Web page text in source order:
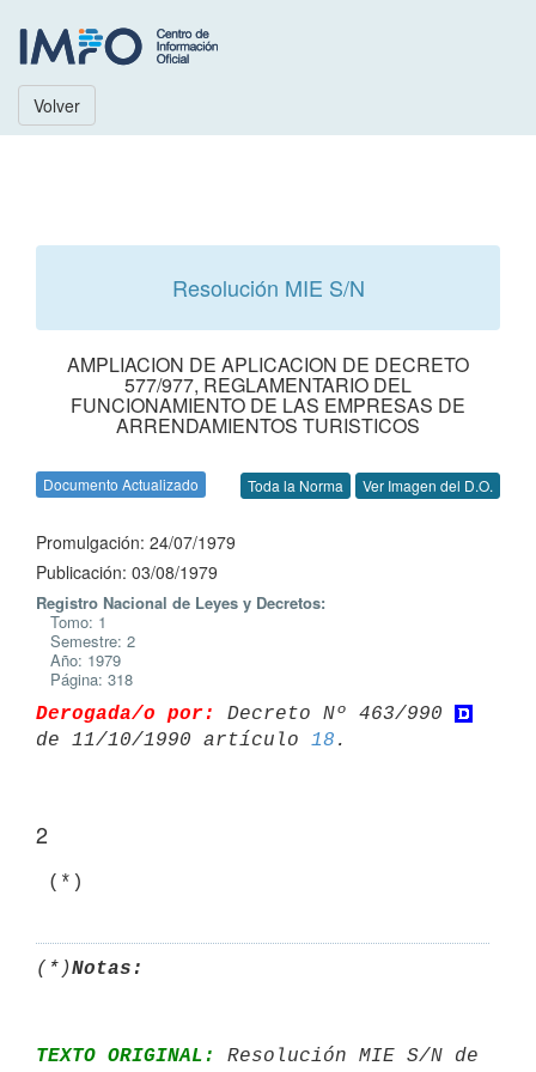
Volver
Resolución MIE S/N
AMPLIACION DE APLICACION DE DECRETO
577/977, REGLAMENTARIO DEL
FUNCIONAMIENTO DE LAS EMPRESAS DE
ARRENDAMIENTOS TURISTICOS
Documento Actualizado Toda la Norma Ver Imagen del D.O.
Promulgación: 24/07/1979
Publicación: 03/08/1979
Registro Nacional de Leyes y Decretos:
Tomo: 1
Semestre: 2
Año: 1979
Página: 318
Derogada/o por:
Decreto Nº 463/990
de 11/10/1990 artículo 18
2
(*)Notas:
TEXTO ORIGINAL:
Resolución MIE S/N de